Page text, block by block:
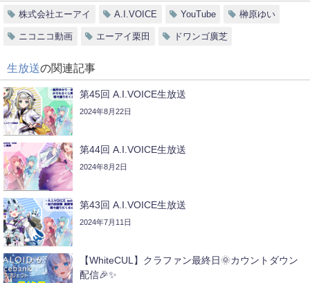
株式会社エーアイ A.I.VOICE YouTube 榊原ゆい
ニコニコ動画 エーアイ栗田 ドワンゴ廣芝
生放送の関連記事
第45回 A.I.VOICE生放送
2024年8月22日
第44回 A.I.VOICE生放送
2024年8月2日
第43回 A.I.VOICE生放送
2024年7月11日
【WhiteCUL】クラファン最終日🌞カウントダウン
配信🎉✨